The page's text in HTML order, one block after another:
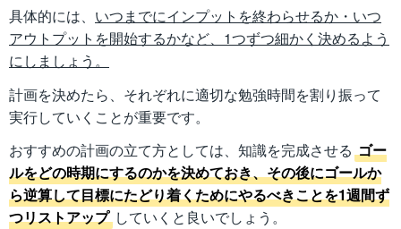
具体的には、 いつまでにインプットを終わらせるか・いつ
アウトプットを開始するかなど、1つずつ細かく決めるよう
にしましょう。
計画を決めたら、それぞれに適切な勉強時間を割り振って
実行していくことが重要です。
おすすめの計画の立て方としては、知識を完成させる ゴー
ルをどの時期にするのかを決めておき、その後にゴールか
ら逆算して目標にたどり着くためにやるべきことを1週間ず
つリストアップ していくと良いでしょう。